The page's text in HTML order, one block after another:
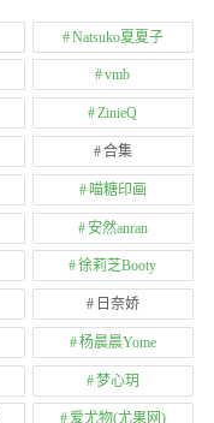
Natsuko夏夏子
vmb
ZinieQ
合集
喵糖印画
安然anran
徐莉芝Booty
日奈娇
杨晨晨Yome
梦心玥
爱尤物(尤果网)